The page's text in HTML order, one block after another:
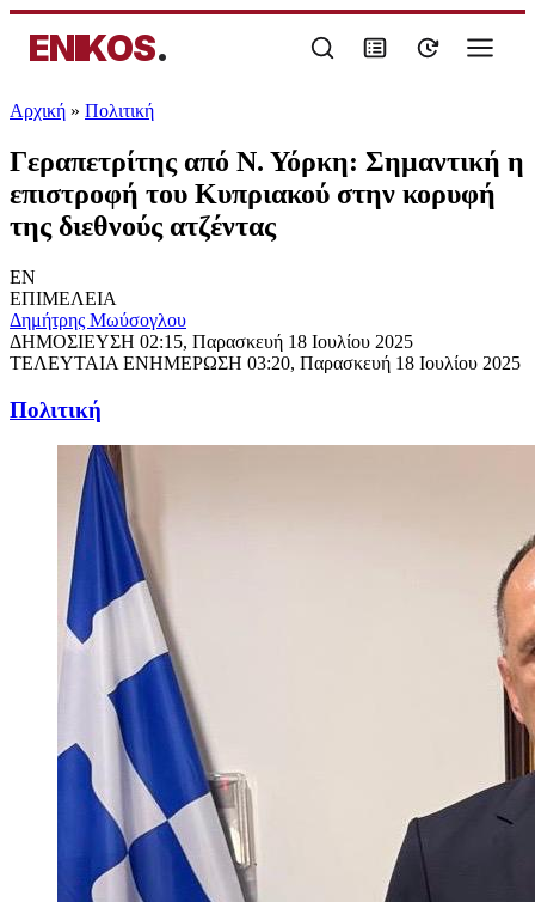
ENIKOS.
Αρχική » Πολιτική
Γεραπετρίτης από Ν. Υόρκη: Σημαντική η
επιστροφή του Κυπριακού στην κορυφή
της διεθνούς ατζέντας
EN
ΕΠΙΜΕΛΕΙΑ
Δημήτρης Μωύσογλου
ΔΗΜΟΣΙΕΥΣΗ 02:15, Παρασκευή 18 Ιουλίου 2025
ΤΕΛΕΥΤΑΙΑ ΕΝΗΜΕΡΩΣΗ 03:20, Παρασκευή 18 Ιουλίου 2025
Πολιτική